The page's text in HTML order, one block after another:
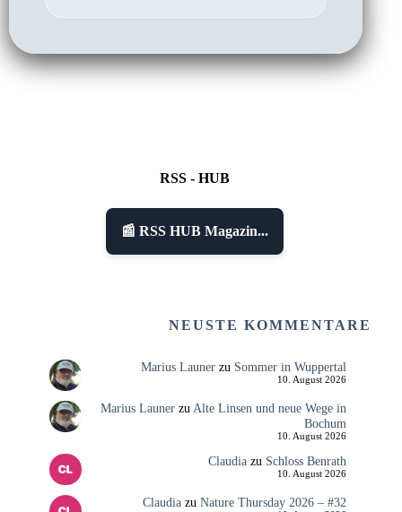
RSS - HUB
📰 RSS HUB Magazin...
NEUSTE KOMMENTARE
Marius Launerzu Sommer in Wuppertal
10. August 2026
Marius Launerzu Alte Linsen und neue Wege in
Bochum
10. August 2026
Claudiazu Schloss Benrath
10. August 2026
Claudiazu Nature Thursday 2026 – #32